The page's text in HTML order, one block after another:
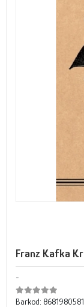
Franz Kafka
-
Barkod: